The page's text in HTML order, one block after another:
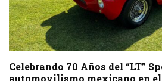
Celebrando 70 Años del “LT”
automovilismo mexicano en el